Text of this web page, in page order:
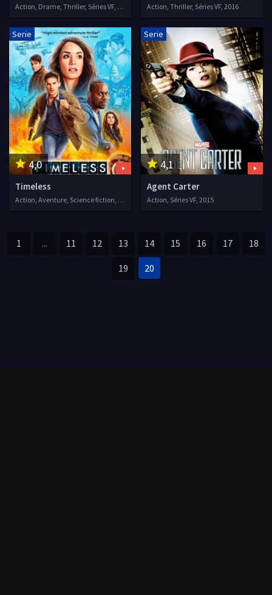
Action, Drame, Thriller, Séries VF, 2017 Action, Thriller, Séries VF, 2016
4,0
Serie
Timeless
Action, Aventure, Science fiction, Séries VF, 2016
4,1
Serie
Agent Carter
Action, Séries VF, 2015
1 ... 11 12 13 14 15 16 17 18
19 20